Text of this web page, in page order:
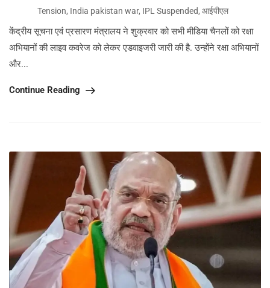
Tension, India pakistan war, IPL Suspended, आईपीएल
केंद्रीय सूचना एवं प्रसारण मंत्रालय ने शुक्रवार को सभी मीडिया चैनलों को रक्षा
अभियानों की लाइव कवरेज को लेकर एडवाइजरी जारी की है. उन्होंने रक्षा अभियानों
और...
Continue Reading